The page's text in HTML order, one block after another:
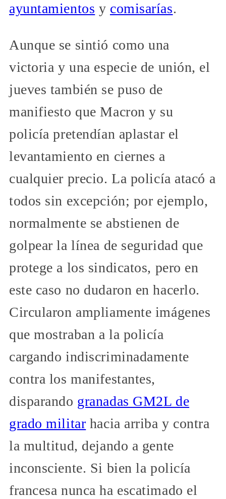
ayuntamientos y comisarías.
Aunque se sintió como una
victoria y una especie de unión, el
jueves también se puso de
manifiesto que Macron y su
policía pretendían aplastar el
levantamiento en ciernes a
cualquier precio. La policía atacó a
todos sin excepción; por ejemplo,
normalmente se abstienen de
golpear la línea de seguridad que
protege a los sindicatos, pero en
este caso no dudaron en hacerlo.
Circularon ampliamente imágenes
que mostraban a la policía
cargando indiscriminadamente
contra los manifestantes,
disparando granadas GM2L de
grado militar hacia arriba y contra
la multitud, dejando a gente
inconsciente. Si bien la policía
francesa nunca ha escatimado el